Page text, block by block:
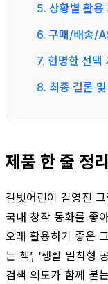
5. 상황별 활용
6. 구매/배송/
7. 현명한 선택
8. 최종 결론
제품 한 줄 정리
길벗어린이 김영진
국내 창작 동화를 좋
오래 활용하기 좋은
는 책’, ‘생활 밀착형
검색 의도가 함께 붙